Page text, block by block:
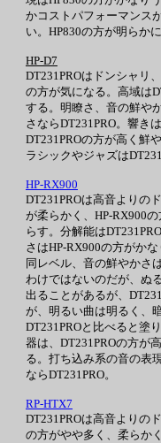
かコストパフォーマンス
い。HP830の方が明らか
HP-D7
DT231PROはドンシャリ
の方が気になる。高域は
する。明瞭さ、音の鮮や
さならDT231PRO。響き
DT231PROの方が高く鮮
ラシックやジャズは
HP-RX900
DT231PROは高音よりの
が柔らかく、HP-RX900
らす。分解能は
さはHP-RX900の方がか
同レベル、音の鮮やかさ
わけではないのだが、ぬ
出ることがあるが、
が、明るい曲は明るく、
DT231PROと比べると塗
器は、DT231PROの方が
る。打ち込み系の音の表
ならDT231PRO。
RP-HTX7
DT231PROは高音よりの
の方がやや多く、柔らか